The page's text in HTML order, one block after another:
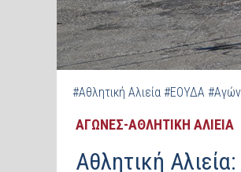
#Αθλητική Αλιεία #ΕΟΥΔΑ
ΑΓΩΝΕΣ-ΑΘΛΗΤΙΚΗ ΑΛΙΕΙΑ
Αθλητική